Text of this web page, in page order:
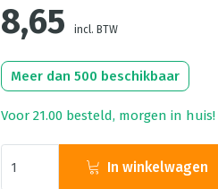
8,65 incl. BTW
Meer dan 500 beschikbaar
Voor 21.00 besteld, morgen in huis!
In winkelwagen